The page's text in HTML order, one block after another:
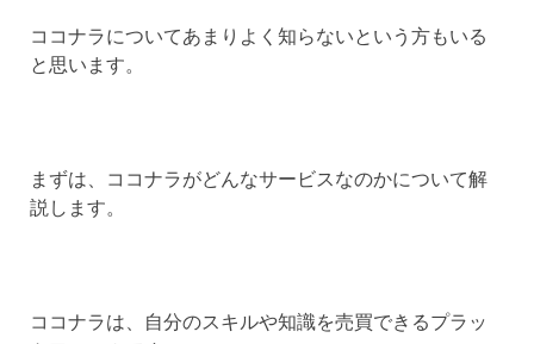
ココナラについてあまりよく知らないという方もいる
と思います。
まずは、ココナラがどんなサービスなのかについて解
説します。
ココナラは、自分のスキルや知識を売買できるプラッ